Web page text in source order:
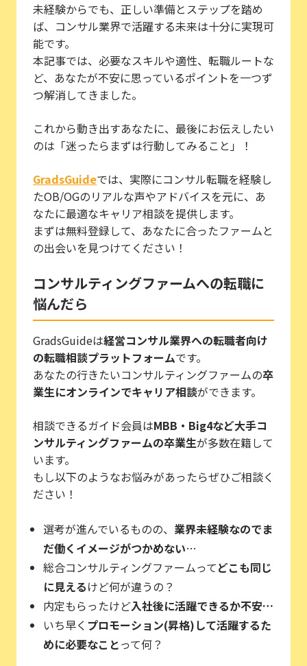
未経験からでも、正しい準備とステップを踏め
ば、コンサル業界で活躍する未来は十分に実現可
能です。
本記事では、必要なスキルや適性、転職ルートな
ど、あなたが不安に思っているポイントを一つず
つ解消してきました。
これから動き出すあなたに、最後にお伝えしたい
のは「迷ったらまずは行動してみること」！
GradsGuideでは、実際にコンサル転職を経験し
たOB/OGのリアルな声やアドバイスを元に、あ
なたに最適なキャリア相談を提供します。
まずは無料登録して、あなたに合ったファームと
の出会いを見つけてください！
コンサルティングファームへの転職に
悩んだら
GradsGuideは経営コンサル業界への転職者向け
の転職相談プラットフォームです。
あなたの行きたいコンサルティングファームの卒
業生にオンラインでキャリア相談ができます。
相談できるガイド会員はMBB・Big4など大手コ
ンサルティングファームの卒業生が多数在籍して
います。
もし以下のようなお悩みがあったらぜひご相談く
ださい！
選考が進んでいるものの、 業界未経験なのでま
だ働くイメージがつかめない…
総合コンサルティングファームってどこも同じ
に見えるけど何が違うの？
内定もらったけど入社後に活躍できるか不安…
いち早く プロモーション(昇格)して活躍するた
めに必要なことって何？